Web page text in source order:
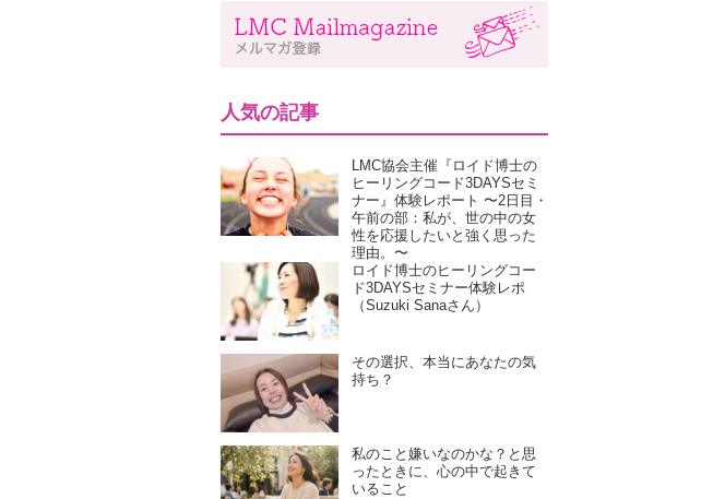
人気の記事
LMC協会主催『ロイド博士の
ヒーリングコード3DAYSセミ
ナー』体験レポート 〜2日目・
午前の部：私が、世の中の女
性を応援したいと強く思った
理由。〜
ロイド博士のヒーリングコー
ド3DAYSセミナー体験レポ
（Suzuki Sanaさん）
その選択、本当にあなたの気
持ち？
私のこと嫌いなのかな？と思
ったときに、心の中で起きて
いること